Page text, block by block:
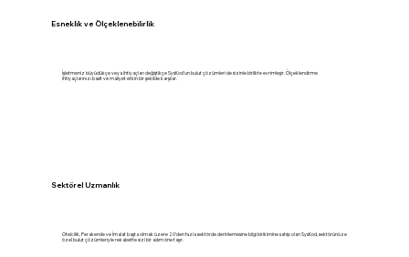
Otelcilik, Perakende ve İmalat başta olmak üzere 20'den fazla sektörde derinlemesine bilgi birikimine sahip olan SysKod, sektörünüze
özel bulut çözümleriyle rekabette sizi bir adım öne taşır.
Sektörel Uzmanlık
İşletmeniz büyüdükçe veya ihtiyaçları değiştikçe SysKod'un bulut çözümleri de sizinle birlikte evrimleşir. Ölçeklendirme
ihtiyaçlarınızı basit ve maliyet etkin bir şekilde karşılar.
Esneklik ve Ölçeklenebilirlik